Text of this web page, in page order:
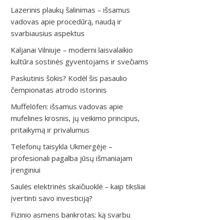
Lazerinis plaukų šalinimas – išsamus
vadovas apie procedūrą, naudą ir
svarbiausius aspektus
Kaljanai Vilniuje – moderni laisvalaikio
kultūra sostinės gyventojams ir svečiams
Paskutinis šokis? Kodėl šis pasaulio
čempionatas atrodo istorinis
Muffelöfen: išsamus vadovas apie
mufelines krosnis, jų veikimo principus,
pritaikymą ir privalumus
Telefonų taisykla Ukmergėje –
profesionali pagalba jūsų išmaniajam
įrenginiui
Saulės elektrinės skaičiuoklė – kaip tiksliai
įvertinti savo investiciją?
Fizinio asmens bankrotas: ką svarbu